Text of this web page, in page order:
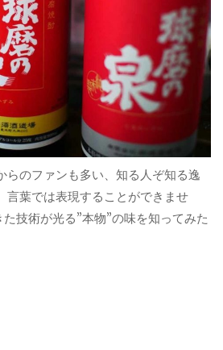
らのファンも多い、知る人ぞ知る逸
言葉では表現することができませ
技術が光る”本物”の味を知ってみた